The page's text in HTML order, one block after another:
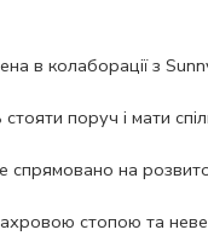
в колаборації з
поруч і мати
спрямовано на
стопою та